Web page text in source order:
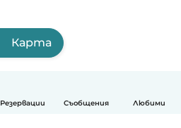
Резервации Съобщения Любими
Карта